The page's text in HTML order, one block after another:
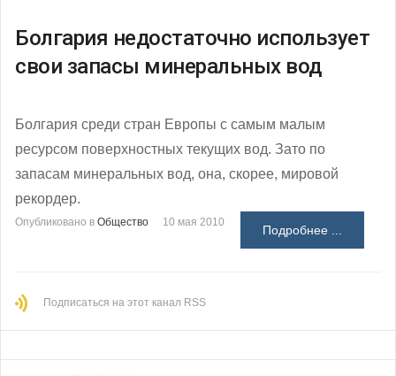
Болгария недостаточно использует
свои запасы минеральных вод
Болгария среди стран Европы с самым малым
ресурсом поверхностных текущих вод. Зато по
запасам минеральных вод, она, скорее, мировой
рекордер.
Опубликовано в Общество 10 мая 2010
Подробнее ...
Подписаться на этот канал RSS